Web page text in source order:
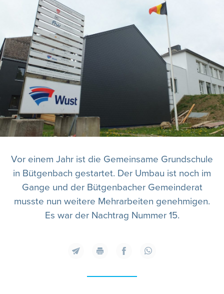
Vor einem Jahr ist die Gemeinsame Grundschule
in Bütgenbach gestartet. Der Umbau ist noch im
Gange und der Bütgenbacher Gemeinderat
musste nun weitere Mehrarbeiten genehmigen.
Es war der Nachtrag Nummer 15.